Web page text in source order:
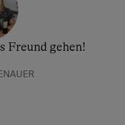
Freund gehen!